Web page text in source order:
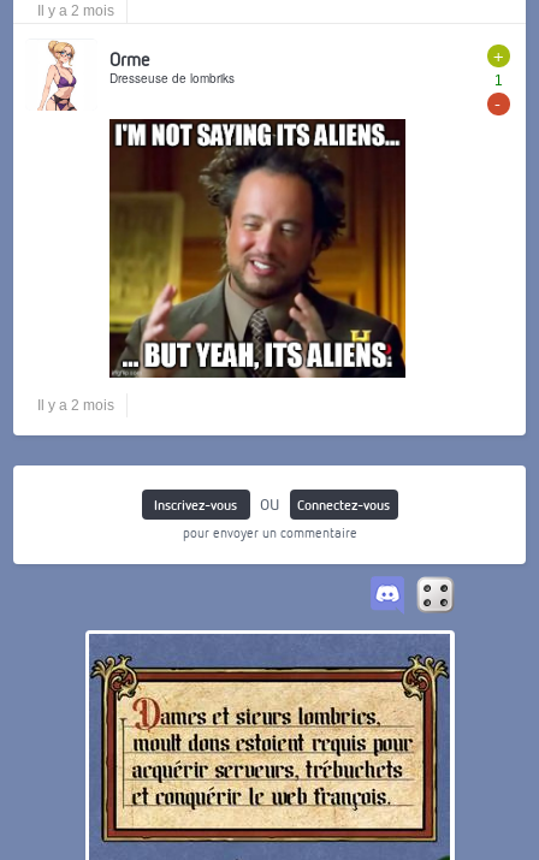
Il y a 2 mois
+
1
-
Orme
Dresseuse de lombriks
Il y a 2 mois
Inscrivez-vous ou
Connectez-vous
pour envoyer un commentaire